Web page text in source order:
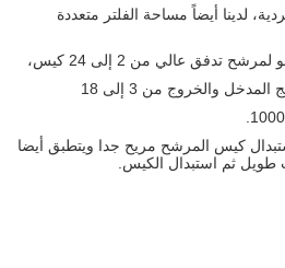
لدينا أيضاً مساحة الفلتر متعددة
كيس المرشح مريح جدا ويتطبق أيضا
ثم استبدال الكيس.